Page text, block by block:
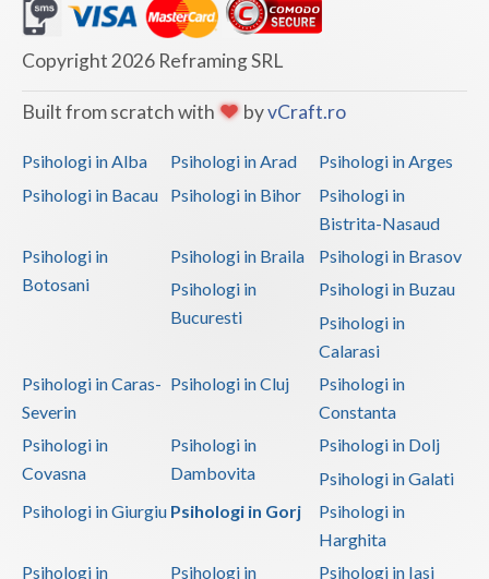
Copyright 2026 Reframing SRL
Built from scratch with byvCraft.ro
Psihologi in Alba Psihologi in Arad
Psihologi in Arges
Psihologi in Bacau
Psihologi in Bihor
Psihologi in
Bistrita-Nasaud
Psihologi in
Botosani
Psihologi in Braila
Psihologi in Brasov
Psihologi in
Bucuresti
Psihologi in Buzau
Psihologi in
Calarasi
Psihologi in Caras-
Severin
Psihologi in Cluj
Psihologi in
Constanta
Psihologi in
Covasna
Psihologi in
Dambovita
Psihologi in Dolj
Psihologi in Galati
Psihologi in Giurgiu Psihologi in Gorj
Psihologi in
Harghita
Psihologi in
Psihologi in Psihologi in Iasi